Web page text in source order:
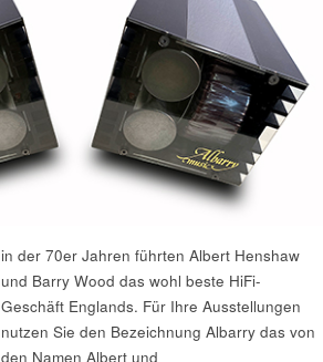
in der 70er Jahren führten Albert Henshaw
und Barry Wood das wohl beste HiFi-
Geschäft Englands. Für Ihre Ausstellungen
nutzen Sie den Bezeichnung Albarry das von
den Namen Albert und